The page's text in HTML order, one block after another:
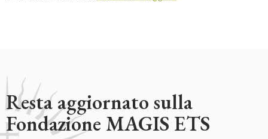
Resta aggiornato sulla
Fondazione MAGIS ETS